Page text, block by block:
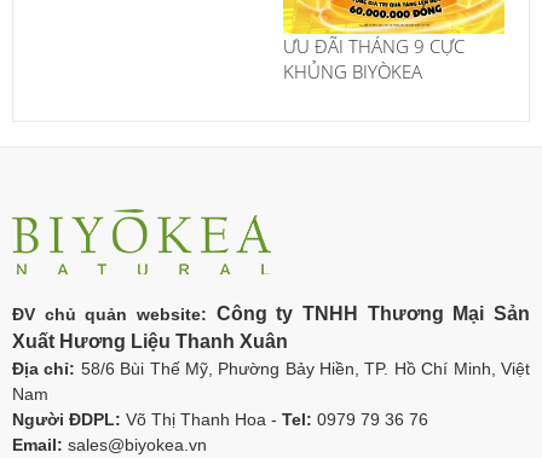
ƯU ĐÃI THÁNG 9 CỰC
KHỦNG BIYÒKEA
ĐV chủ quản website: Công ty TNHH Thương Mại Sản
Xuất Hương Liệu Thanh Xuân
Địa chỉ: 58/6 Bùi Thế Mỹ, Phường Bảy Hiền, TP. Hồ Chí Minh, Việt
Nam
Người ĐDPL: Võ Thị Thanh Hoa - Tel: 0979 79 36 76
Email: sales@biyokea.vn